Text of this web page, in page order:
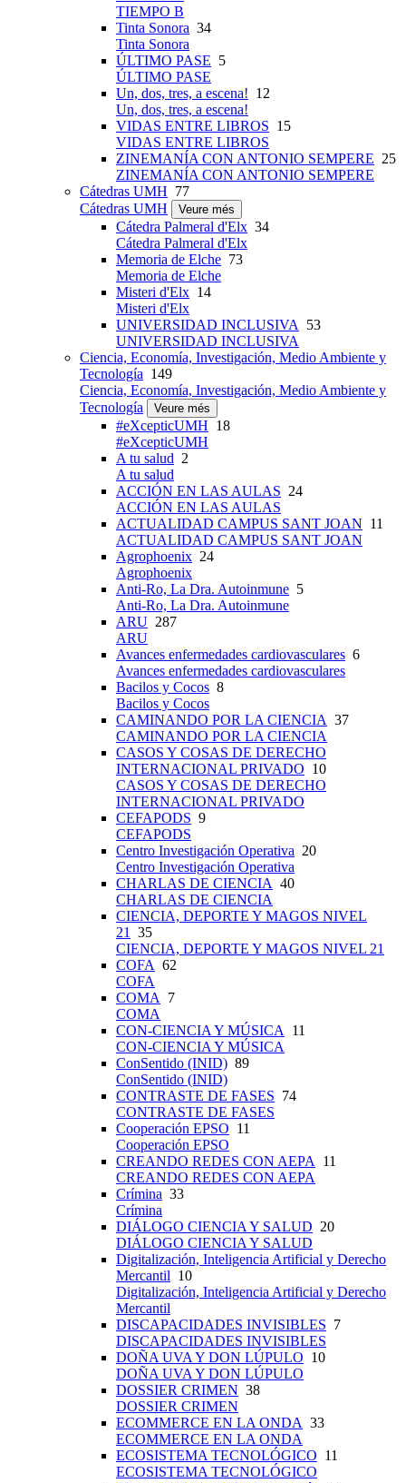
TIEMPO B
Tinta Sonora 34
Tinta Sonora
ÚLTIMO PASE 5
ÚLTIMO PASE
Un, dos, tres, a escena! 12
Un, dos, tres, a escena!
VIDAS ENTRE LIBROS 15
VIDAS ENTRE LIBROS
ZINEMANÍA CON ANTONIO SEMPERE 25
ZINEMANÍA CON ANTONIO SEMPERE
Cátedras UMH 77
Cátedras UMH
Veure més
Cátedra Palmeral d'Elx 34
Cátedra Palmeral d'Elx
Memoria de Elche 73
Memoria de Elche
Misteri d'Elx 14
Misteri d'Elx
UNIVERSIDAD INCLUSIVA 53
UNIVERSIDAD INCLUSIVA
Ciencia, Economía, Investigación, Medio Ambiente y
Tecnología 149
Ciencia, Economía, Investigación, Medio Ambiente y
Tecnología
Veure més
#eXcepticUMH 18
#eXcepticUMH
A tu salud 2
A tu salud
ACCIÓN EN LAS AULAS 24
ACCIÓN EN LAS AULAS
ACTUALIDAD CAMPUS SANT JOAN 11
ACTUALIDAD CAMPUS SANT JOAN
Agrophoenix 24
Agrophoenix
Anti-Ro, La Dra. Autoinmune 5
Anti-Ro, La Dra. Autoinmune
ARU 287
ARU
Avances enfermedades cardiovasculares 6
Avances enfermedades cardiovasculares
Bacilos y Cocos 8
Bacilos y Cocos
CAMINANDO POR LA CIENCIA 37
CAMINANDO POR LA CIENCIA
CASOS Y COSAS DE DERECHO
INTERNACIONAL PRIVADO 10
CASOS Y COSAS DE DERECHO
INTERNACIONAL PRIVADO
CEFAPODS 9
CEFAPODS
Centro Investigación Operativa 20
Centro Investigación Operativa
CHARLAS DE CIENCIA 40
CHARLAS DE CIENCIA
CIENCIA, DEPORTE Y MAGOS NIVEL
21 35
CIENCIA, DEPORTE Y MAGOS NIVEL 21
COFA 62
COFA
COMA 7
COMA
CON-CIENCIA Y MÚSICA 11
CON-CIENCIA Y MÚSICA
ConSentido (INID) 89
ConSentido (INID)
CONTRASTE DE FASES 74
CONTRASTE DE FASES
Cooperación EPSO 11
Cooperación EPSO
CREANDO REDES CON AEPA 11
CREANDO REDES CON AEPA
Crímina 33
Crímina
DIÁLOGO CIENCIA Y SALUD 20
DIÁLOGO CIENCIA Y SALUD
Digitalización, Inteligencia Artificial y Derecho
Mercantil 10
Digitalización, Inteligencia Artificial y Derecho
Mercantil
DISCAPACIDADES INVISIBLES 7
DISCAPACIDADES INVISIBLES
DOÑA UVA Y DON LÚPULO 10
DOÑA UVA Y DON LÚPULO
DOSSIER CRIMEN 38
DOSSIER CRIMEN
ECOMMERCE EN LA ONDA 33
ECOMMERCE EN LA ONDA
ECOSISTEMA TECNOLÓGICO 11
ECOSISTEMA TECNOLÓGICO